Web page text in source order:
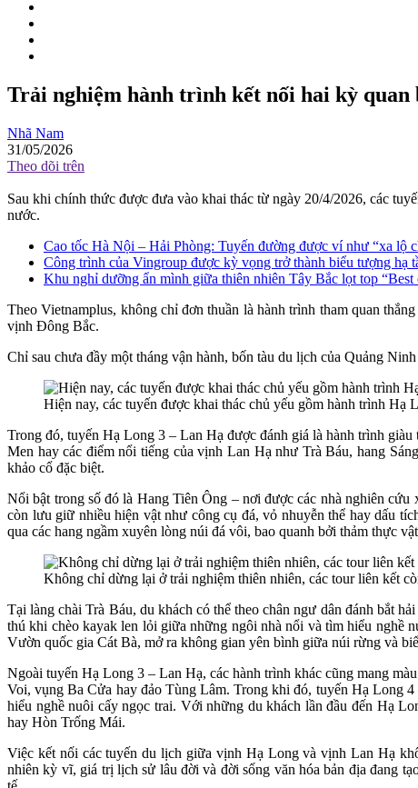
Trải nghiệm hành trình kết nối hai kỳ quan
Nhã Nam
31/05/2026
Theo dõi trên
Sau khi chính thức được đưa vào khai thác từ ngày 20/4/2026, các
nước.
Cao tốc Hà Nội – Hải Phòng: Tuyến đường được ví như “xa lộ
Công trình của Vingroup được kỳ vọng trở thành biểu tượng hạ
Khu nghỉ dưỡng ẩn mình giữa thiên nhiên Tây Bắc lọt top “Best
Theo Vietnamplus, không chỉ đơn thuần là hành trình tham quan
vịnh Đông Bắc.
Chỉ sau chưa đầy một tháng vận hành, bốn tàu du lịch của Quảng
Hiện nay, các tuyến được khai thác chủ yếu gồm hành trình
Trong đó, tuyến Hạ Long 3 – Lan Hạ được đánh giá là hành trình
Men hay các điểm nổi tiếng của vịnh Lan Hạ như Trà Báu, hang
khảo cổ đặc biệt.
Nổi bật trong số đó là Hang Tiên Ông – nơi được các nhà nghiên
còn lưu giữ nhiều hiện vật như công cụ đá, vỏ nhuyễn thể hay dấu
qua các hang ngầm xuyên lòng núi đá vôi, bao quanh bởi thảm thực
Không chỉ dừng lại ở trải nghiệm thiên nhiên, các tour liên kết
Tại làng chài Trà Báu, du khách có thể theo chân ngư dân đánh bắt
thú khi chèo kayak len lỏi giữa những ngôi nhà nổi và tìm hiểu nghề
Vườn quốc gia Cát Bà, mở ra không gian yên bình giữa núi rừng và
Ngoài tuyến Hạ Long 3 – Lan Hạ, các hành trình khác cũng mang
Voi, vụng Ba Cửa hay đảo Tùng Lâm. Trong khi đó, tuyến Hạ Long
hiểu nghề nuôi cấy ngọc trai. Với những du khách lần đầu đến Hạ
hay Hòn Trống Mái.
Việc kết nối các tuyến du lịch giữa vịnh Hạ Long và vịnh Lan Hạ
nhiên kỳ vĩ, giá trị lịch sử lâu đời và đời sống văn hóa bản địa đang